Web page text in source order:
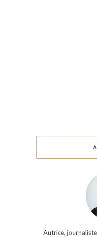
Autrice,